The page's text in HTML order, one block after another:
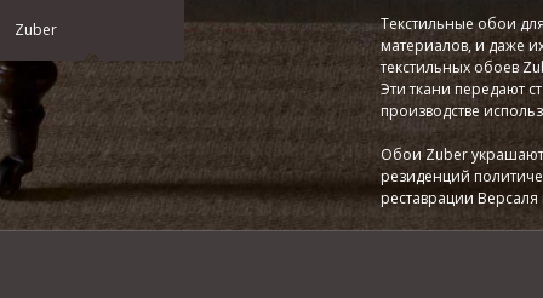
Zuber
Текстильные обои
материалов, и даже
текстильных обоев
Эти ткани передают
производстве
Обои Zuber украшают
резиденций
реставрации